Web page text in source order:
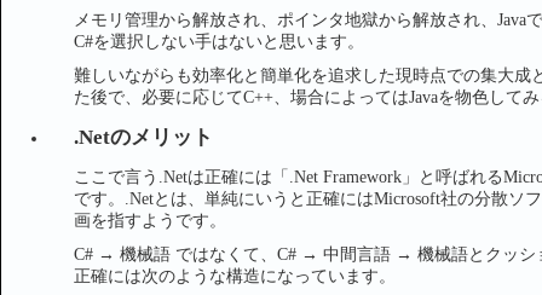
メモリ管理から解放され、ポインタ地獄から解放され、
C#を選択しない手はないと思います。
難しいながらも効率化と簡単化を追求した現時点での集大成
た後で、必要に応じてC++、場合によってはJavaを物色して
.Netのメリット
ここで言う.Netは正確には「.Net Framework」と呼ばれる
です。.Netとは、単純にいうと正確にはMicrosoft社の分散ソ
画を指すようです。
C# → 機械語 ではなくて、C# → 中間言語 → 機械語とクッシ
正確には次のような構造になっています。